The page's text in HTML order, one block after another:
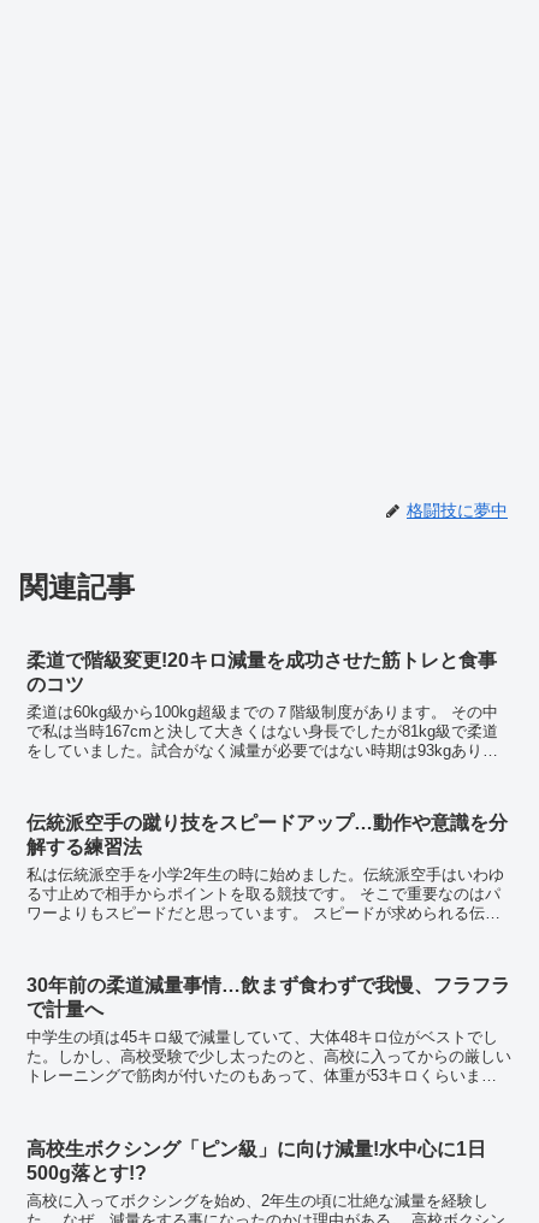
格闘技に夢中
関連記事
柔道で階級変更!20キロ減量を成功させた筋トレと食事
のコツ
柔道は60kg級から100kg超級までの７階級制度があります。 その中
で私は当時167cmと決して大きくはない身長でしたが81kg級で柔道
をしていました。試合がなく減量が必要ではない時期は93kgあり、
伝統派空手の蹴り技をスピードアップ…動作や意識を分
解する練習法
私は伝統派空手を小学2年生の時に始めました。伝統派空手はいわゆ
る寸止めで相手からポイントを取る競技です。 そこで重要なのはパ
ワーよりもスピードだと思っています。 スピードが求められる伝統
30年前の柔道減量事情…飲まず食わずで我慢、フラフラ
で計量へ
中学生の頃は45キロ級で減量していて、大体48キロ位がベストでし
た。しかし、高校受験で少し太ったのと、高校に入ってからの厳しい
トレーニングで筋肉が付いたのもあって、体重が53キロくらいまで
高校生ボクシング「ピン級」に向け減量!水中心に1日
500g落とす!?
高校に入ってボクシングを始め、2年生の頃に壮絶な減量を経験し